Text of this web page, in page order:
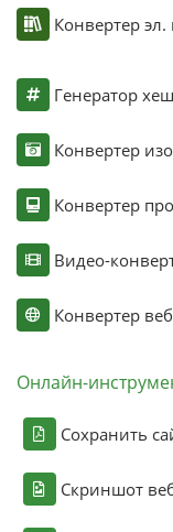
Конвертер эл.
Генератор
Конвертер
Конвертер
Видео-
Конвертер
Онлайн-
Сохранить
Скриншот